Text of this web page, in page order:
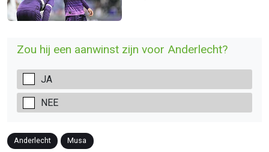
Zou hij een aanwinst zijn voor Anderlecht?
JA
NEE
Anderlecht Musa